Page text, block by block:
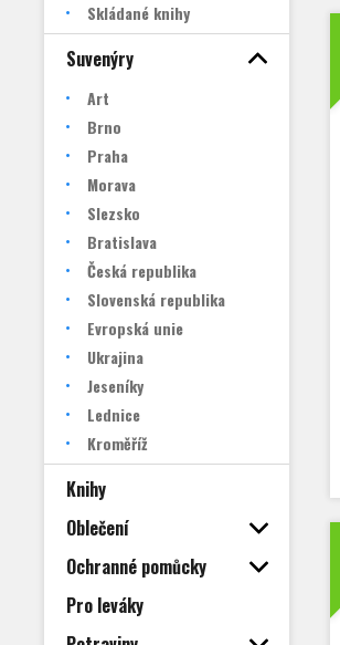
Skládané knihy
Suvenýry
Art
Brno
Praha
Morava
Slezsko
Bratislava
Česká republika
Slovenská republika
Evropská unie
Ukrajina
Jeseníky
Lednice
Kroměříž
Knihy
Oblečení
Ochranné pomůcky
Pro leváky